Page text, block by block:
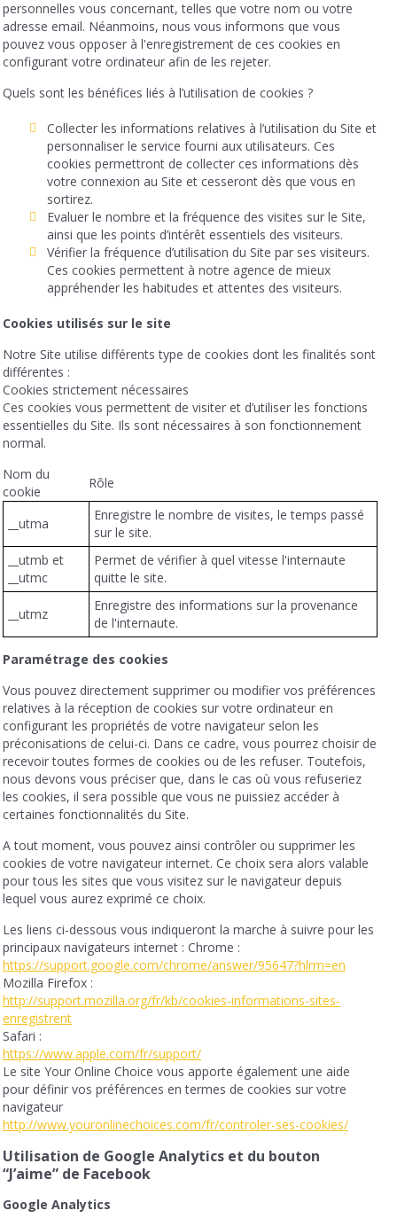
personnelles vous concernant, telles que votre nom ou votre
adresse email. Néanmoins, nous vous informons que vous
pouvez vous opposer à l'enregistrement de ces cookies en
configurant votre ordinateur afin de les rejeter.
Quels sont les bénéfices liés à l’utilisation de cookies ?
Collecter les informations relatives à l’utilisation du Site et
personnaliser le service fourni aux utilisateurs. Ces
cookies permettront de collecter ces informations dès
votre connexion au Site et cesseront dès que vous en
sortirez.
Evaluer le nombre et la fréquence des visites sur le Site,
ainsi que les points d’intérêt essentiels des visiteurs.
Vérifier la fréquence d’utilisation du Site par ses visiteurs.
Ces cookies permettent à notre agence de mieux
appréhender les habitudes et attentes des visiteurs.
Cookies utilisés sur le site
Notre Site utilise différents type de cookies dont les finalités sont
différentes :
Cookies strictement nécessaires
Ces cookies vous permettent de visiter et d’utiliser les fonctions
essentielles du Site. Ils sont nécessaires à son fonctionnement
normal.
Nom du
cookie
Rôle
__utma
Enregistre le nombre de visites, le temps passé
sur le site.
__utmb et
__utmc
Permet de vérifier à quel vitesse l'internaute
quitte le site.
__utmz
Enregistre des informations sur la provenance
de l'internaute.
Paramétrage des cookies
Vous pouvez directement supprimer ou modifier vos préférences
relatives à la réception de cookies sur votre ordinateur en
configurant les propriétés de votre navigateur selon les
préconisations de celui-ci. Dans ce cadre, vous pourrez choisir de
recevoir toutes formes de cookies ou de les refuser. Toutefois,
nous devons vous préciser que, dans le cas où vous refuseriez
les cookies, il sera possible que vous ne puissiez accéder à
certaines fonctionnalités du Site.
A tout moment, vous pouvez ainsi contrôler ou supprimer les
cookies de votre navigateur internet. Ce choix sera alors valable
pour tous les sites que vous visitez sur le navigateur depuis
lequel vous aurez exprimé ce choix.
Les liens ci-dessous vous indiqueront la marche à suivre pour les
principaux navigateurs internet : Chrome :
https://support.google.com/chrome/answer/95647?hlrm=en
Mozilla Firefox :
http://support.mozilla.org/fr/kb/cookies-informations-sites-
enregistrent
Safari :
https://www.apple.com/fr/support/
Le site Your Online Choice vous apporte également une aide
pour définir vos préférences en termes de cookies sur votre
navigateur
http://www.youronlinechoices.com/fr/controler-ses-cookies/
Utilisation de Google Analytics et du bouton
“J’aime” de Facebook
Google Analytics